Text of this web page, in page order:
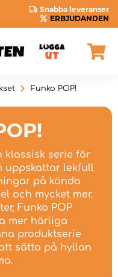
Snabba leveranser
ERBJUDANDEN
Funko POP!
klassisk serie för
uppskattar lekfull
på kända
och mycket mer.
Funko POP
mer härliga
produktserie
sätta på hyllan